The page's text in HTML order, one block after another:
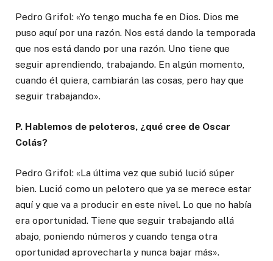
Pedro Grifol: «Yo tengo mucha fe en Dios. Dios me
puso aquí por una razón. Nos está dando la temporada
que nos está dando por una razón. Uno tiene que
seguir aprendiendo, trabajando. En algún momento,
cuando él quiera, cambiarán las cosas, pero hay que
seguir trabajando».
P. Hablemos de peloteros, ¿qué cree de Oscar
Colás?
Pedro Grifol: «La última vez que subió lució súper
bien. Lució como un pelotero que ya se merece estar
aquí y que va a producir en este nivel. Lo que no había
era oportunidad. Tiene que seguir trabajando allá
abajo, poniendo números y cuando tenga otra
oportunidad aprovecharla y nunca bajar más».